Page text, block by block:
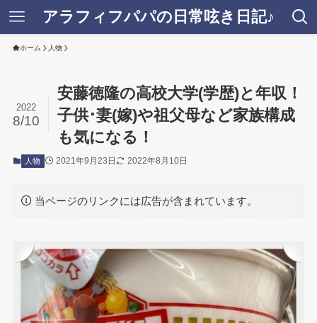
アラフィフパパの日常呟き日記♪
ホーム 人物
安藤徳隆の高校大学(学歴)と年収！
子供･妻(嫁)や祖父母など家族構成
も気になる！
2022
8/10
人物 2021年9月23日 2022年8月10日
当ページのリンクには広告が含まれています。